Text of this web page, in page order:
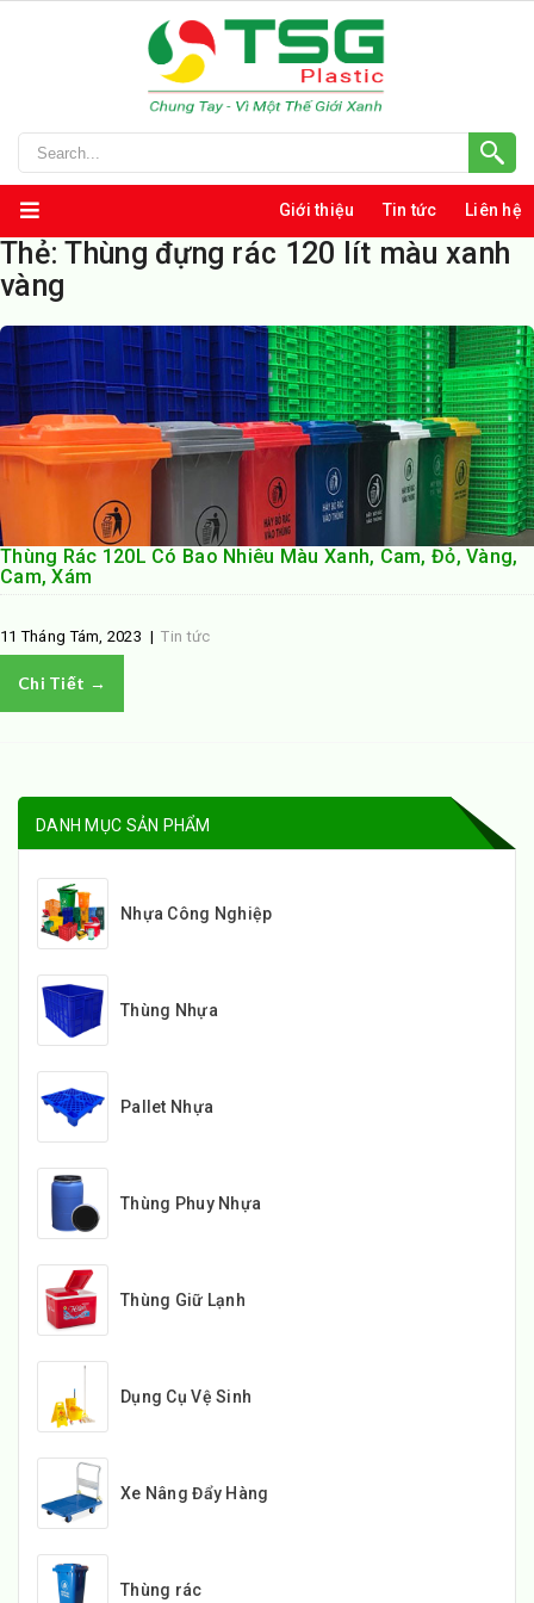
Giới thiệu Tin tức Liên hệ
Thẻ:Thùng đựng rác 120 lít màu xanh
vàng
Thùng Rác 120L Có Bao Nhiêu Màu Xanh, Cam, Đỏ, Vàng,
Cam, Xám
11 Tháng Tám, 2023 |Tin tức
Chi Tiết →
DANH MỤC SẢN PHẨM
Nhựa Công Nghiệp
Thùng Nhựa
Pallet Nhựa
Thùng Phuy Nhựa
Thùng Giữ Lạnh
Dụng Cụ Vệ Sinh
Xe Nâng Đẩy Hàng
Thùng rác